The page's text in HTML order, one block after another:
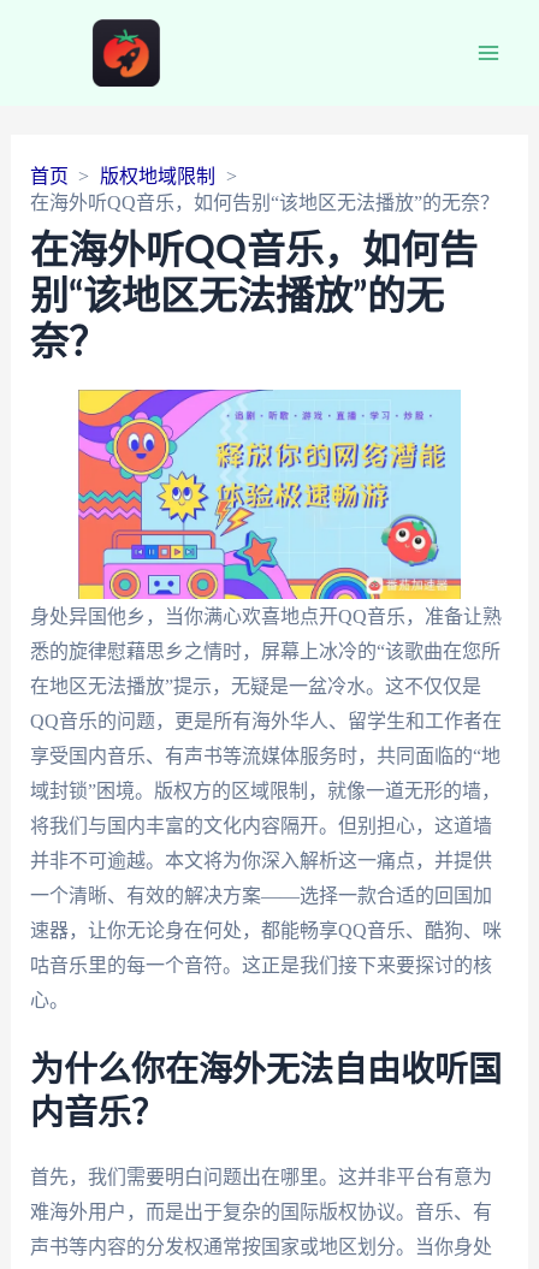
首页
版权地域限制
在海外听QQ音乐，如何告别“该地区无法播放”的无奈？
在海外听QQ音乐，如何告
别“该地区无法播放”的无
奈？
身处异国他乡，当你满心欢喜地点开QQ音乐，准备让熟
悉的旋律慰藉思乡之情时，屏幕上冰冷的“该歌曲在您所
在地区无法播放”提示，无疑是一盆冷水。这不仅仅是
QQ音乐的问题，更是所有海外华人、留学生和工作者在
享受国内音乐、有声书等流媒体服务时，共同面临的“地
域封锁”困境。版权方的区域限制，就像一道无形的墙，
将我们与国内丰富的文化内容隔开。但别担心，这道墙
并非不可逾越。本文将为你深入解析这一痛点，并提供
一个清晰、有效的解决方案——选择一款合适的回国加
速器，让你无论身在何处，都能畅享QQ音乐、酷狗、咪
咕音乐里的每一个音符。这正是我们接下来要探讨的核
心。
为什么你在海外无法自由收听国
内音乐？
首先，我们需要明白问题出在哪里。这并非平台有意为
难海外用户，而是出于复杂的国际版权协议。音乐、有
声书等内容的分发权通常按国家或地区划分。当你身处